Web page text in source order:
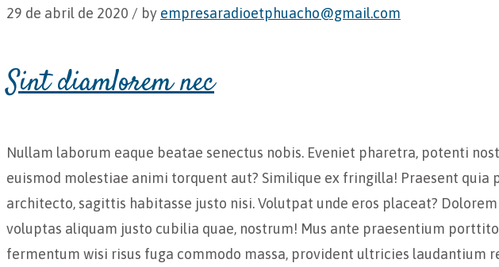
29 de abril de 2020 / by empresaradioetphuacho@gmail.com
Sint diamlorem nec
Nullam laborum eaque beatae senectus nobis. Eveniet pharetra, potenti
euismod molestiae animi torquent aut? Similique ex fringilla! Praesent
architecto, sagittis habitasse justo nisi. Volutpat unde eros placeat?
voluptas aliquam justo cubilia quae, nostrum! Mus ante praesentium
fermentum wisi risus fuga commodo massa, provident ultricies